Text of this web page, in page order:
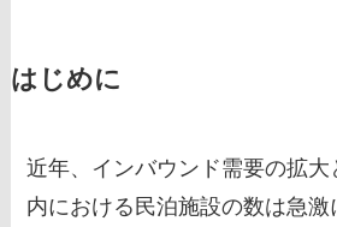
はじめに
近年、インバウンド需要の拡
内における民泊施設の数は急激